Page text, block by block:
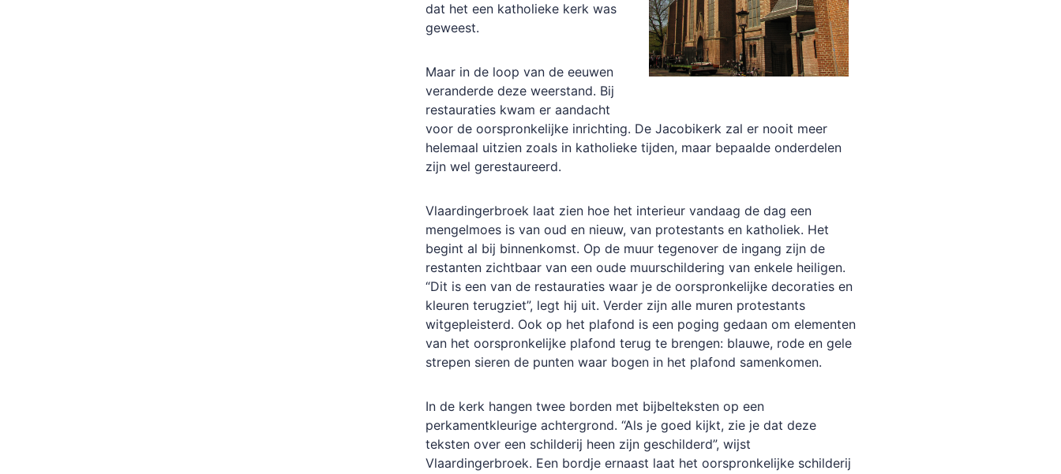
dat het een katholieke kerk was
geweest.
Maar in de loop van de eeuwen
veranderde deze weerstand. Bij
restauraties kwam er aandacht
voor de oorspronkelijke inrichting. De Jacobikerk zal er nooit meer
helemaal uitzien zoals in katholieke tijden, maar bepaalde onderdelen
zijn wel gerestaureerd.
Vlaardingerbroek laat zien hoe het interieur vandaag de dag een
mengelmoes is van oud en nieuw, van protestants en katholiek. Het
begint al bij binnenkomst. Op de muur tegenover de ingang zijn de
restanten zichtbaar van een oude muurschildering van enkele heiligen.
“Dit is een van de restauraties waar je de oorspronkelijke decoraties en
kleuren terugziet”, legt hij uit. Verder zijn alle muren protestants
witgepleisterd. Ook op het plafond is een poging gedaan om elementen
van het oorspronkelijke plafond terug te brengen: blauwe, rode en gele
strepen sieren de punten waar bogen in het plafond samenkomen.
In de kerk hangen twee borden met bijbelteksten op een
perkamentkleurige achtergrond. “Als je goed kijkt, zie je dat deze
teksten over een schilderij heen zijn geschilderd”, wijst
Vlaardingerbroek. Een bordje ernaast laat het oorspronkelijke schilderij